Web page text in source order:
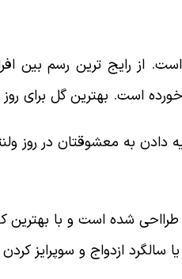
است. از رایج ترین
است. بهترین گل برای
دادن به معشوقتان در
شده است و با بهترین
سالگرد ازدواج و سوپرایز